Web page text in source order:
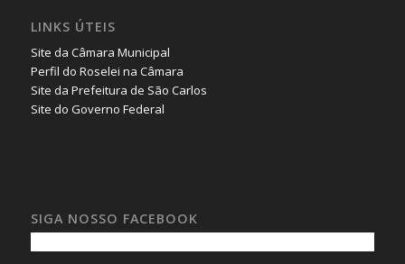
LINKS ÚTEIS
Site da Câmara Municipal
Perfil do Roselei na Câmara
Site da Prefeitura de São Carlos
Site do Governo Federal
SIGA NOSSO FACEBOOK